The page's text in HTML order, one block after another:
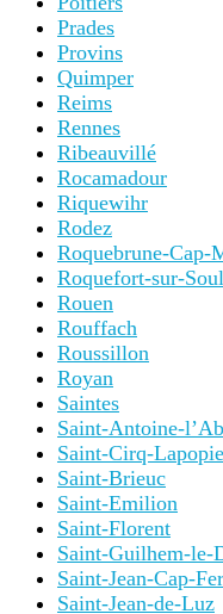
Prades
Provins
Quimper
Reims
Rennes
Ribeauvillé
Rocamadour
Riquewihr
Rodez
Roquebrune-Cap-
Roquefort-sur-
Rouen
Rouffach
Roussillon
Royan
Saintes
Saint-Antoine-
Saint-Cirq-Lapopie
Saint-Brieuc
Saint-Emilion
Saint-Florent
Saint-Guilhem-le-
Saint-Jean-Cap-
Saint-Jean-de-Luz